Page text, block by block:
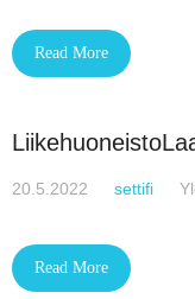
Read More
20.5.2022 settifi
Read More